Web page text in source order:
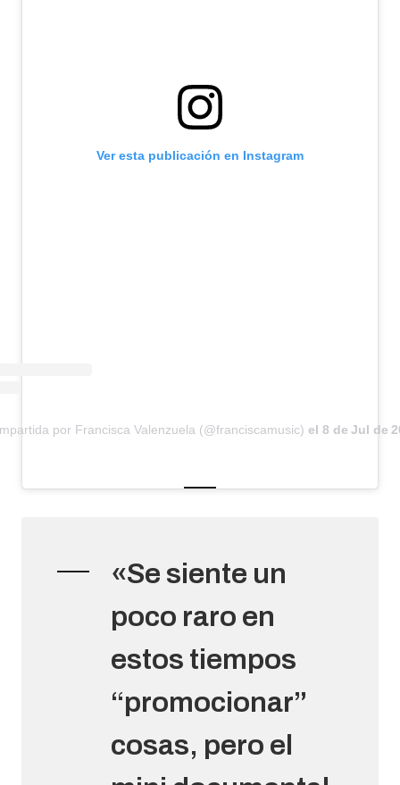
Ver esta publicación en Instagram
por Francisca Valenzuela (@franciscamusic) el8 de Jul de
«Se siente un
poco raro en
estos tiempos
“promocionar”
cosas, pero el